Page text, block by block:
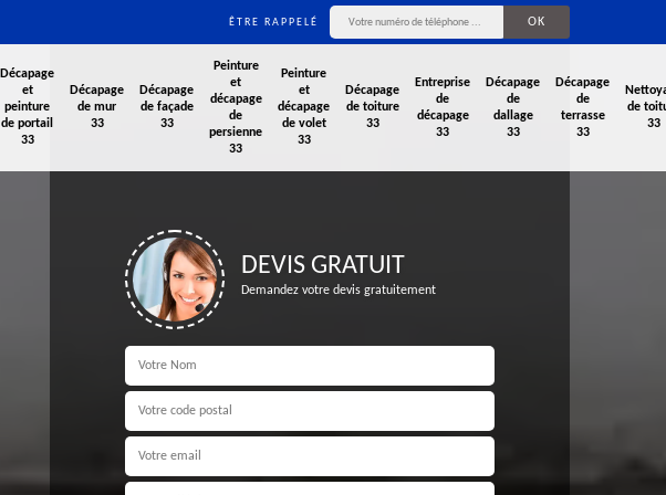
ÊTRE RAPPELÉ
Décapage
et
peinture
de portail
33
Décapage
de mur
33
Décapage
de façade
33
Peinture
et
décapage
de
persienne
33
Peinture
et
décapage
de volet
33
Décapage
de toiture
33
Entreprise
de
décapage
33
Décapage
de
dallage
33
Décapage
de
terrasse
33
de
33
DEVIS GRATUIT
Demandez votre devis gratuitement